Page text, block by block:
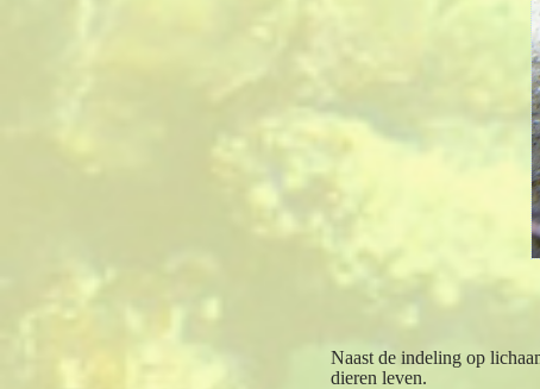
Naast de indeling op
dieren leven.